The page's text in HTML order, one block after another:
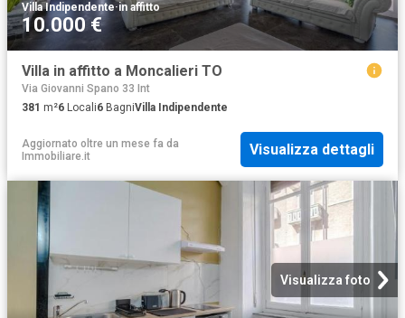
Villa Indipendente·in affitto
10.000 €
Villa in affitto a Moncalieri TO
Via Giovanni Spano 33 Int
381 m²6 Locali6 BagniVilla Indipendente
Aggiornato oltre un mese fa da
Immobiliare.it
Visualizza dettagli
Visualizza foto